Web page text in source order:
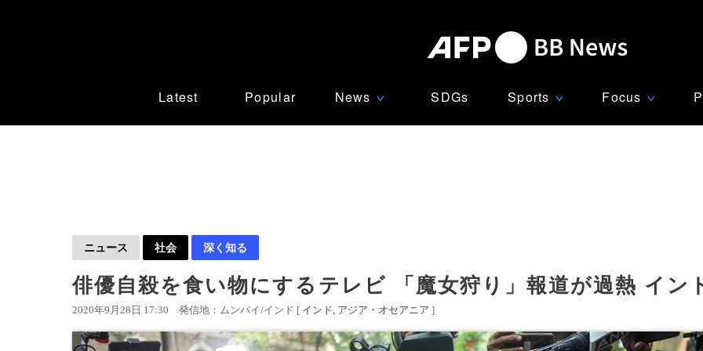
Latest Popular News ∨ SDGs Sports ∨ Focus ∨
ニュース 社会 深く知る
俳優自殺を食い物にするテレビ 「魔女狩り」報道が過熱 イン
2020年9月28日 17:30 発信地：ムンバイ/インド [ インド アジア・オセアニア ]